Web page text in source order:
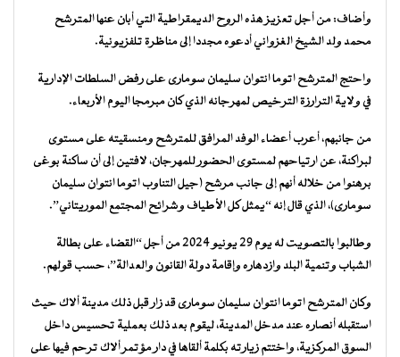
وأضاف: من أجل تعزيز هذه الروح الديمقراطية التي أبان عنها المترشح
محمد ولد الشيخ الغزواني أدعوه مجددا إلى مناظرة تلفزيونية.
واحتج المترشح اتوما انتوان سليمان سومارى على رفض السلطات الإدارية
في ولاية الترارزة الترخيص لمهرجانه الذي كان مبرمجا اليوم الأربعاء.
من جانبهم، أعرب أعضاء الوفد المرافق للمترشح ومنسقيته على مستوى
لبراكنة، عن ارتياحهم لمستوى الحضور للمهرجان، لافتين إلى أن ساكنة بوغى
برهنوا من خلاله أنهم إلى جانب مرشح (جيل التناوب اتوما انتوان سليمان
سومارى)، الذي قال إنه “يمثل كل الأطياف وشرائح المجتمع الموريتاني”.
وطالبوا بالتصويت له يوم 29 يونيو 2024 من أجل “القضاء على بطالة
الشباب وتنمية البلد وازدهاره وإقامة دولة القانون والعدالة”، حسب قولهم.
وكان المترشح اتوما انتوان سليمان سومارى قد زار قبل ذلك مدينة ألاك حيث
استقبله أنصاره عند مدخل المدينة، ليقوم بعد ذلك بعملية تحسيس داخل
السوق المركزية، واختتم زيارته بكلمة ألقاها في دار مؤتمر ألاك ترحم فيها على